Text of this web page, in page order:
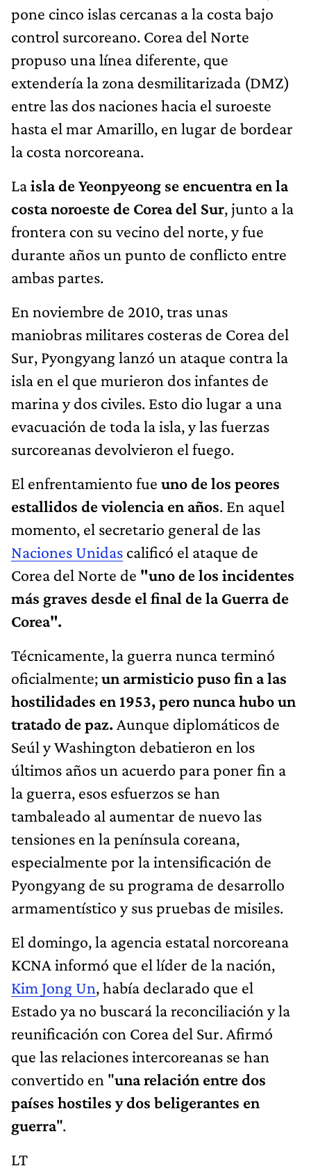
pone cinco islas cercanas a la costa bajo
control surcoreano. Corea del Norte
propuso una línea diferente, que
extendería la zona desmilitarizada (DMZ)
entre las dos naciones hacia el suroeste
hasta el mar Amarillo, en lugar de bordear
la costa norcoreana.
Laisla de Yeonpyeong se encuentra en la
costa noroeste de Corea del Sur, junto a la
frontera con su vecino del norte, y fue
durante años un punto de conflicto entre
ambas partes.
En noviembre de 2010, tras unas
maniobras militares costeras de Corea del
Sur, Pyongyang lanzó un ataque contra la
isla en el que murieron dos infantes de
marina y dos civiles. Esto dio lugar a una
evacuación de toda la isla, y las fuerzas
surcoreanas devolvieron el fuego.
El enfrentamiento fue uno de los peores
estallidos de violencia en años. En aquel
momento, el secretario general de las
Naciones Unidas calificó el ataque de
Corea del Norte de "uno de los incidentes
más graves desde el final de la Guerra de
Corea".
Técnicamente, la guerra nunca terminó
oficialmente;un armisticio puso fin a las
hostilidades en 1953, pero nunca hubo un
tratado de paz. Aunque diplomáticos de
Seúl y Washington debatieron en los
últimos años un acuerdo para poner fin a
la guerra, esos esfuerzos se han
tambaleado al aumentar de nuevo las
tensiones en la península coreana,
especialmente por la intensificación de
Pyongyang de su programa de desarrollo
armamentístico y sus pruebas de misiles.
El domingo, la agencia estatal norcoreana
KCNA informó que el líder de la nación,
Kim Jong Un, había declarado que el
Estado ya no buscará la reconciliación y la
reunificación con Corea del Sur. Afirmó
que las relaciones intercoreanas se han
convertido en "una relación entre dos
países hostiles y dos beligerantes en
guerra".
LT